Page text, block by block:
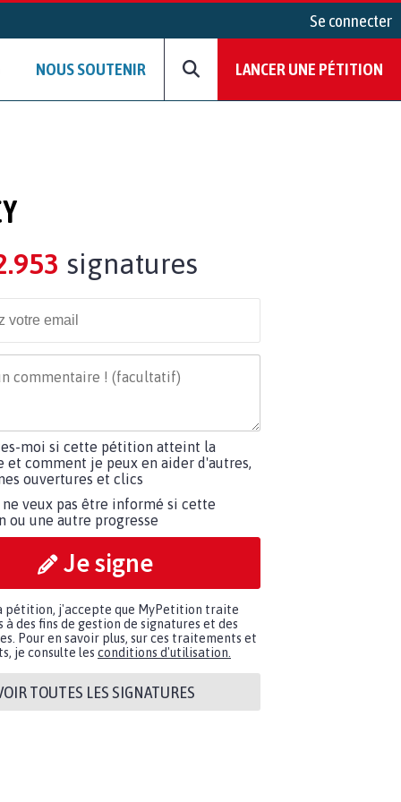
Se connecter
NOUS SOUTENIR LANCER UNE PÉTITION
signatures
moi si cette pétition atteint la
et comment je peux en aider d'autres,
ouvertures et clics
ne veux pas être informé si cette
ou une autre progresse
Je signe
pétition, j'accepte que MyPetition traite
à des fins de gestion de signatures et des
Pour en savoir plus, sur ces traitements et
je consulte les conditions d'utilisation.
TOUTES LES SIGNATURES